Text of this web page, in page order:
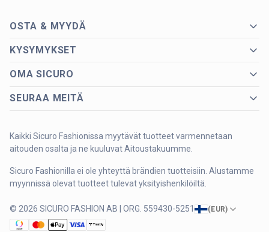
OSTA & MYYDÄ
KYSYMYKSET
OMA SICURO
SEURAA MEITÄ
Kaikki Sicuro Fashionissa myytävät tuotteet varmennetaan
aitouden osalta ja ne kuuluvat Aitoustakuumme.
Sicuro Fashionilla ei ole yhteyttä brändien tuotteisiin. Alustamme
myynnissä olevat tuotteet tulevat yksityishenkilöiltä.
© 2026 SICURO FASHION AB | ORG. 559430-5251 (EUR)